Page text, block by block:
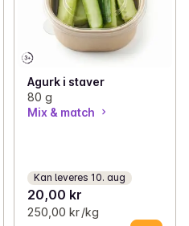
Agurk i staver
80 g
Mix & match
Kan leveres 10. aug
20,00 kr
250,00 kr /kg